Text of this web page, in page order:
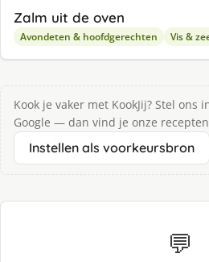
Zalm uit de oven
Avondeten & hoofdgerechten Vis &
Kook je vaker met KookJij? Stel ons
Google — dan vind je onze
Instellen als voorkeursbron
💬